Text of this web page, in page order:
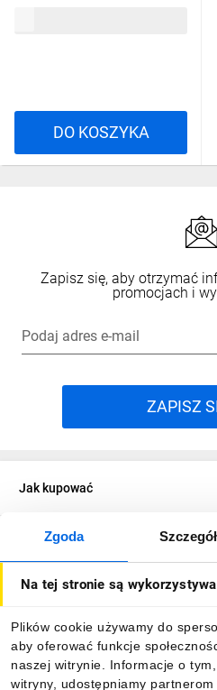
Zgoda
Na tej stronie są
Plików cookie używamy do
aby oferować funkcje
naszej witrynie. Informacje o
witryny, udostępniamy partnerom
DO KOSZYKA
Zapisz się, aby otrzymać
promocjach i
Podaj adres e-mail
ZAPISZ
Jak kupować
O firmie
Informacje